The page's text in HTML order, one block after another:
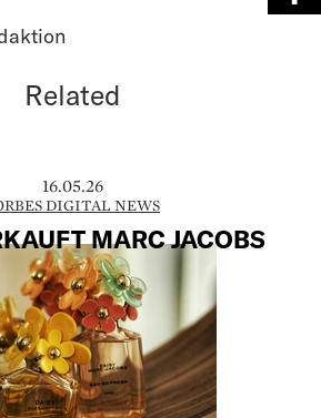
Related
16.05.26
DIGITAL NEWS
MARC JACOBS